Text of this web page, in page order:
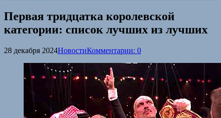
Первая тридцатка королевской
категории: список лучших из лучших
28 декабря 2024НовостиКомментарии: 0